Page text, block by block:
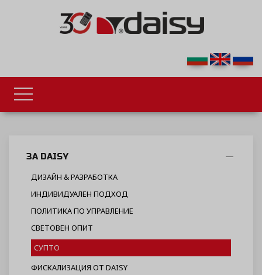
ЗА DAISY
ДИЗАЙН & РАЗРАБОТКА
ИНДИВИДУАЛЕН ПОДХОД
ПОЛИТИКА ПО УПРАВЛЕНИЕ
СВЕТОВЕН ОПИТ
СУПТО
ФИСКАЛИЗАЦИЯ ОТ DAISY